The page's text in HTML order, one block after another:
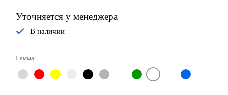
Уточняется у менеджера
В наличии
Гамма: